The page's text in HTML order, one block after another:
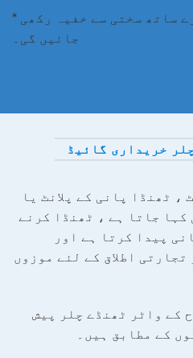
* آپ کی تفصیلات ہمارے ساتھ سختی سے خفیہ رکھی
جائیں گی۔
خریداری گائیڈ
ٹھنڈا پانی کے پلانٹ یا
کہا جاتا ہے ، ٹھنڈا کرنے
پیدا کرتا ہے اور
اطلاق کے لئے موزوں
کے واٹر ٹھنڈے چلر پیش
کے مطابق ہیں۔